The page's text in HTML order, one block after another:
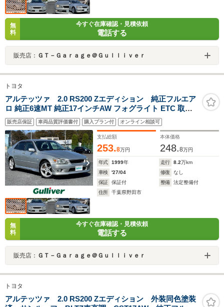
無
料
今すぐ在庫確認・見積依頼
電話する
販売店： ＧＴ－Ｇａｒａｇｅ＠Ｇｕｌｌｉｖｅｒ
トヨタ
アルテッツァ 2.0 RS200 Zエディション 純正フルエア
ロ 純正6速MT 純正17インチAW フォグライト ETC 取扱
説明書 スペアキー
販売店保証 車両品質評価書付 購入プラン付 オンライン相談可
支払総額
253.8万円
本体価格
248.8万円
年式 1999年 走行 8.2万km
車検
'27/04 修復
なし
保証
保証付 整備
法定整備付
住所
千葉県野田市
無
料
今すぐ在庫確認・見積依頼
電話する
販売店： ＧＴ－Ｇａｒａｇｅ＠Ｇｕｌｌｉｖｅｒ
トヨタ
アルテッツァ 2.0 RS200 Zエディション 外装同色塗装